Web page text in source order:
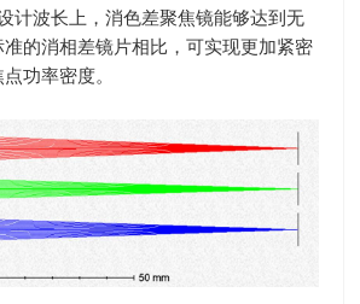
计波长上，消色差聚焦镜能够达到无
的消相差镜片相比，可实现更加紧密
功率密度。